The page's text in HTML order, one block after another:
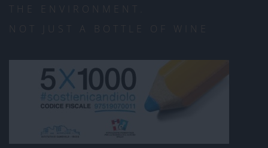
THE ENVIRONMENT.
NOT JUST A BOTTLE OF WINE